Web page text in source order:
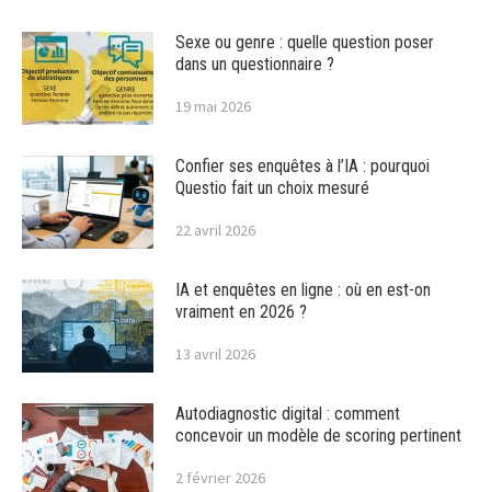
Sexe ou genre : quelle question poser
dans un questionnaire ?
19 mai 2026
Confier ses enquêtes à l’IA : pourquoi
Questio fait un choix mesuré
22 avril 2026
IA et enquêtes en ligne : où en est-on
vraiment en 2026 ?
13 avril 2026
Autodiagnostic digital : comment
concevoir un modèle de scoring pertinent
2 février 2026